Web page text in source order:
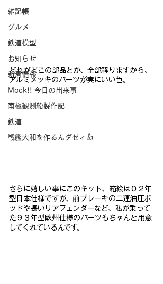
雑記帳
グルメ
鉄道模型
お知らせ
新着情報
Mock!! 今日の出来事
南極観測船製作記
鉄道
戦艦大和を作るんダゼィ👍
どれがどこの部品とか、 全部解りますから。
アルミメッキのパーツが実にいい色。
さらに嬉しい事にこのキット 、箱絵は０２年
型日本仕様ですが、前ブレーキの二連油圧ポ
ッドや長いリアフェンダーなど、私が乗って
た９３年型欧州仕様のパーツもちゃんと用意
してくれているんです。